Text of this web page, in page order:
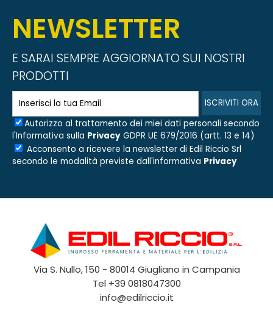
NEWSLETTER
E SARAI SEMPRE AGGIORNATO SUI NOSTRI
PRODOTTI
Autorizzo al trattamento dei miei dati personali secondo
l'Informativa sulla Privacy GDPR UE 679/2016 (artt. 13 e 14)
Acconsento a ricevere la newsletter di Edil Riccio Srl
secondo le modalità previste dall'informativa Privacy
Via S. Nullo, 150 - 80014 Giugliano in Campania
Tel +39 0818047300
info@edilriccio.it